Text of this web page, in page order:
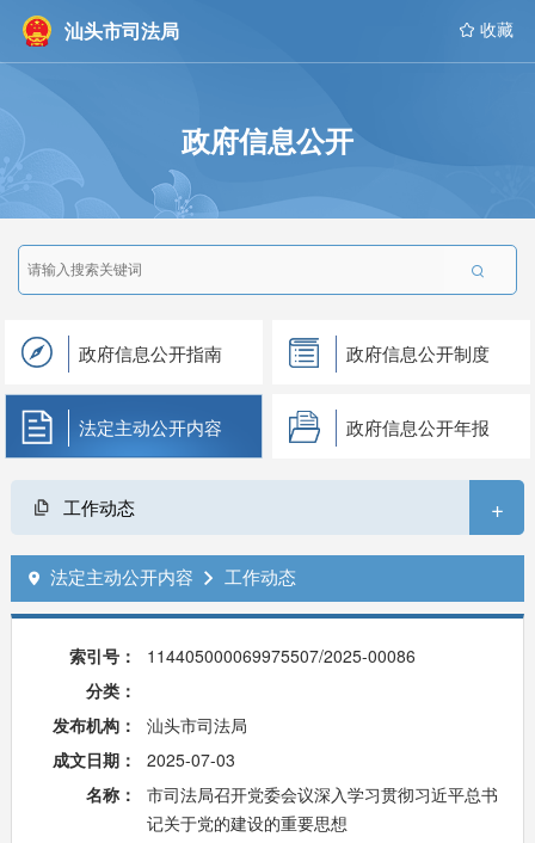
汕头市司法局  收藏
政府信息公开

政府信息公开指南 政府信息公开制度
法定主动公开内容 政府信息公开年报
工作动态 +
 法定主动公开内容  工作动态
索引号：
114405000069975507/2025-00086
分类：
发布机构：
汕头市司法局
成文日期：
2025-07-03
名称：
市司法局召开党委会议深入学习贯彻习近平总书
记关于党的建设的重要思想